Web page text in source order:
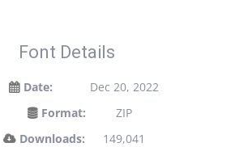
Font Details
Date:
Dec 20, 2022
Format:
ZIP
Downloads:
149,041